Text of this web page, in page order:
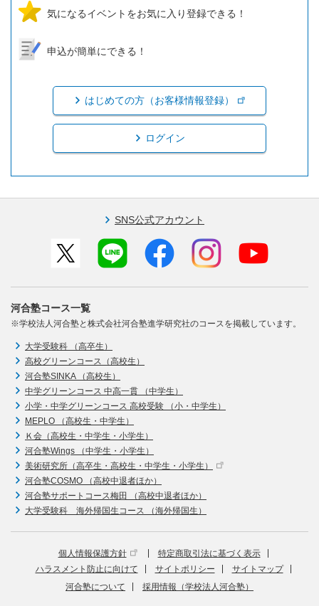
気になるイベントをお気に入り登録できる！
申込が簡単にできる！
はじめての方（お客様情報登録）
ログイン
SNS公式アカウント
河合塾コース一覧
※学校法人河合塾と株式会社河合塾進学研究社のコースを掲載しています。
大学受験科 （高卒生）
高校グリーンコース（高校生）
河合塾SINKA （高校生）
中学グリーンコース 中高一貫 （中学生）
小学・中学グリーンコース 高校受験 （小・中学生）
MEPLO （高校生・中学生）
Ｋ会（高校生・中学生・小学生）
河合塾Wings （中学生・小学生）
美術研究所（高卒生・高校生・中学生・小学生）
河合塾COSMO （高校中退者ほか）
河合塾サポートコース梅田 （高校中退者ほか）
大学受験科 海外帰国生コース （海外帰国生）
個人情報保護方針
特定商取引法に基づく表示
ハラスメント防止に向けて
サイトポリシー
サイトマップ
河合塾について
採用情報（学校法人河合塾）